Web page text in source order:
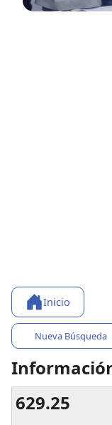
Inicio
Nueva Búsqueda
629.25